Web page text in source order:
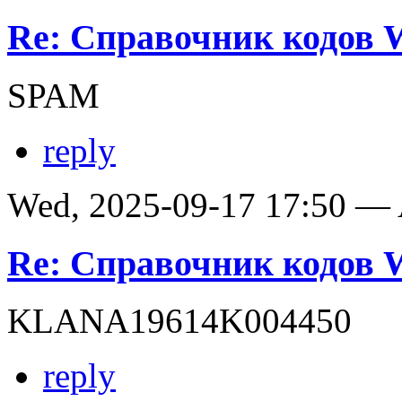
Re: Справочник кодов
SPAM
reply
Wed, 2025-09-17 17:50 —
Re: Справочник кодов
KLANA19614K004450
reply